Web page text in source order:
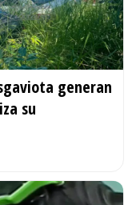
generan
su